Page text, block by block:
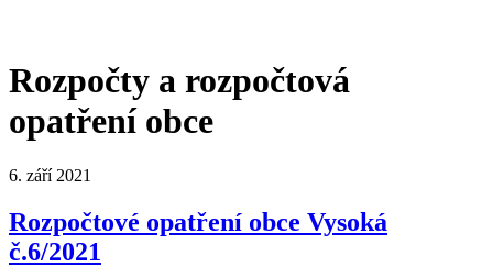
Rozpočty a rozpočtová
opatření obce
6. září 2021
Rozpočtové opatření obce Vysoká
č.6/2021